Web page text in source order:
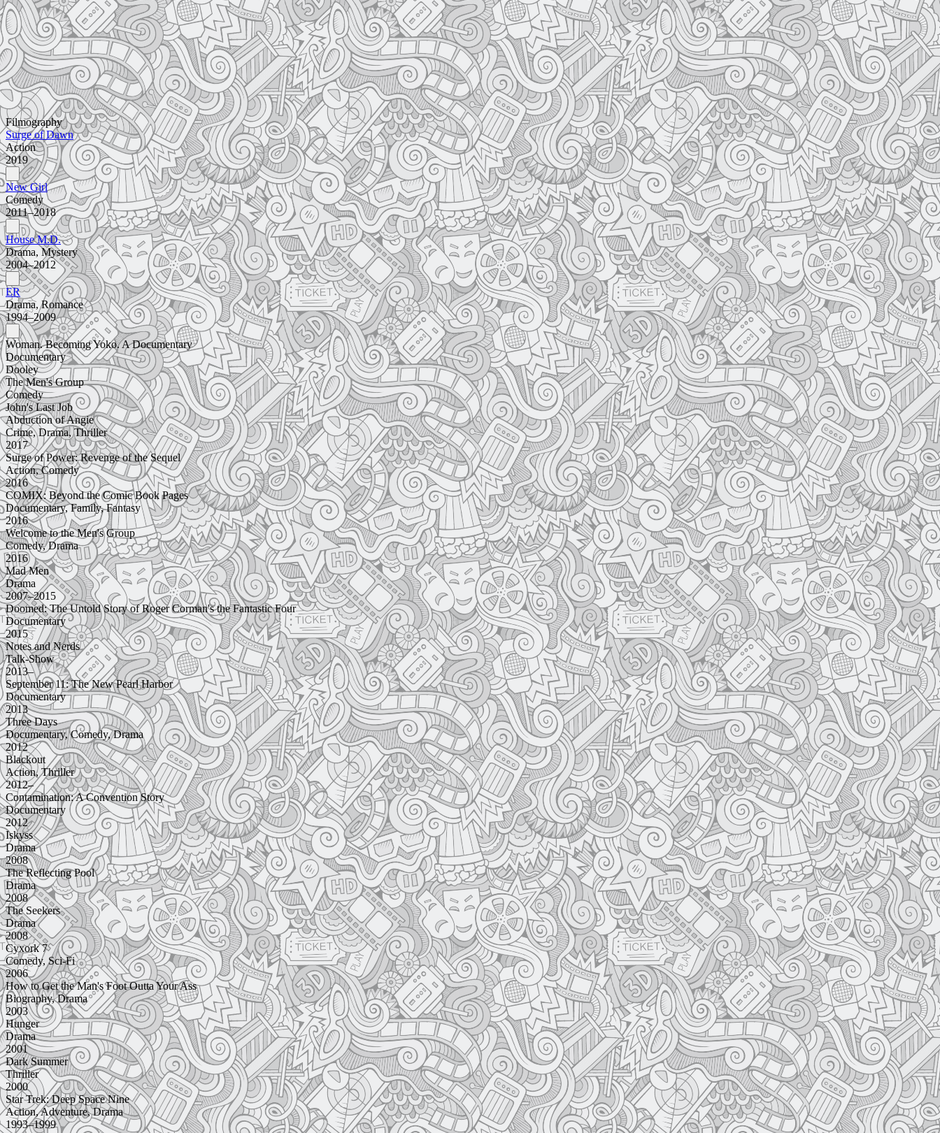
Filmography
Surge of Dawn
Action
2019
New Girl
Comedy
2011–2018
House M.D.
Drama, Mystery
2004–2012
ER
Drama, Romance
1994–2009
Woman. Becoming Yoko. A Documentary
Documentary
Dooley
The Men's Group
Comedy
John's Last Job
Abduction of Angie
Crime, Drama, Thriller
2017
Surge of Power: Revenge of the Sequel
Action, Comedy
2016
COMIX: Beyond the Comic Book Pages
Documentary, Family, Fantasy
2016
Welcome to the Men's Group
Comedy, Drama
2016
Mad Men
Drama
2007–2015
Doomed: The Untold Story of Roger Corman's the Fantastic Four
Documentary
2015
Notes and Nerds
Talk-Show
2013–
September 11: The New Pearl Harbor
Documentary
2013
Three Days
Documentary, Comedy, Drama
2012
Blackout
Action, Thriller
2012–
Contamination: A Convention Story
Documentary
2012
Iskyss
Drama
2008
The Reflecting Pool
Drama
2008
The Seekers
Drama
2008
Cyxork 7
Comedy, Sci-Fi
2006
How to Get the Man's Foot Outta Your Ass
Biography, Drama
2003
Hunger
Drama
2001
Dark Summer
Thriller
2000
Star Trek: Deep Space Nine
Action, Adventure, Drama
1993–1999